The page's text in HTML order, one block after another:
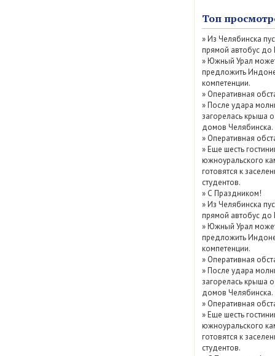
Июль 2026 (77)
Июнь 2026 (52)
Май 2026 (69)
Апрель 2026
Март 2026 (79)
Показать /
архив
Топ
»Из Челябинска
прямой автобус
»Южный Урал
предложить
компетенции.
» Оперативная
»После удара
загорелась крыша
домов Челябинска.
» Оперативная
»Еще шесть
южноуральского
готовятся к
студентов.
» С Праздником!
»Из Челябинска
прямой автобус
»Южный Урал
предложить
компетенции.
» Оперативная
»После удара
загорелась крыша
домов Челябинска.
» Оперативная
»Еще шесть
южноуральского
готовятся к
студентов.